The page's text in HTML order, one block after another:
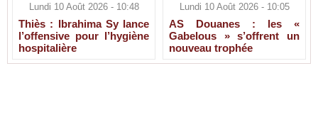
Lundi 10 Août 2026 - 10:48
Thiès : Ibrahima Sy lance
l’offensive pour l’hygiène
hospitalière
Lundi 10 Août 2026 - 10:05
AS Douanes : les «
Gabelous » s’offrent un
nouveau trophée